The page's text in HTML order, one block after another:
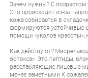
Зачем нужны? С
Это происходит из-за
кожа собирается в
формируются устойчивые
помощи «уколов красоты»,
Как действуют?
ботокса». Это пептиды,
расслабляющие лицевые
менее заметными К